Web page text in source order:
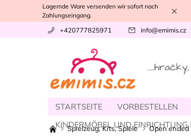
Lagernde Ware versenden wir sofort nach
Zahlungseingang.
+420777825971 info@emimis.cz
STARTSEITE VORBESTELLEN
KINDERMÖBEL UND
Spielzeug, Kits, Spiele Open ended